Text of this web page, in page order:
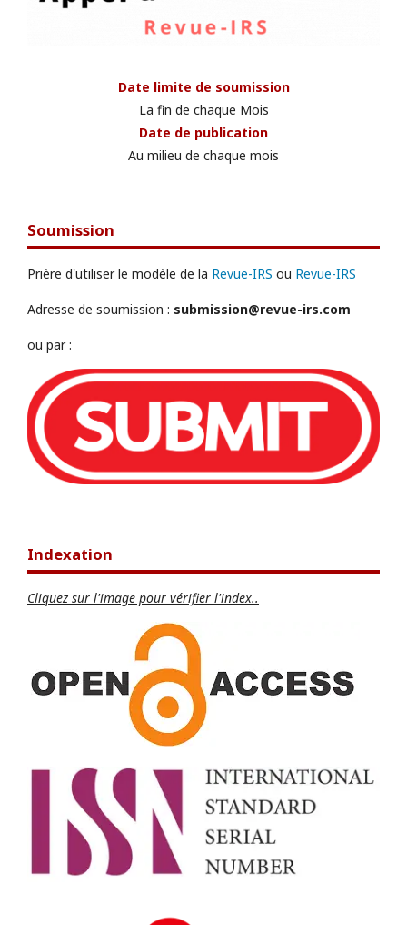
Date limite de soumission
La fin de chaque Mois
Date de publication
Au milieu de chaque mois
Soumission
Prière d'utiliser le modèle de la Revue-IRS ou Revue-IRS
Adresse de soumission : submission@revue-irs.com
ou par :
Indexation
Cliquez sur l'image pour vérifier l'index..